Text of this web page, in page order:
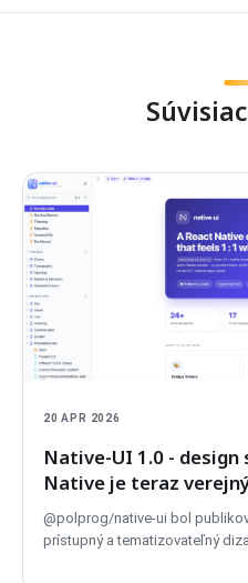
20 APR 2026
Native-UI 1.0 - design
Native je teraz
@polprog/native-ui bol
prístupný a tematizovateľný